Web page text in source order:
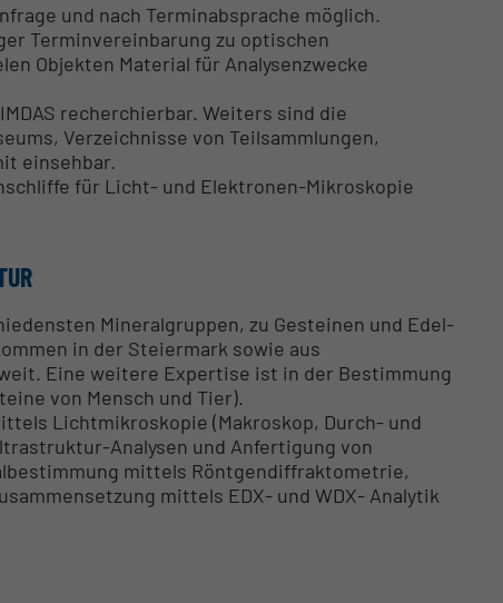
und nach Terminabsprache möglich.
Terminvereinbarung zu optischen
Objekten Material für Analysenzwecke
recherchierbar. Weiters sind die
Verzeichnisse von Teilsammlungen,
einsehbar.
für Licht- und Elektronen-Mikroskopie
Mineralgruppen, zu Gesteinen und Edel-
in der Steiermark sowie aus
Eine weitere Expertise ist in der Bestimmung
von Mensch und Tier).
Lichtmikroskopie (Makroskop, Durch- und
Analysen und Anfertigung von
mittels Röntgendiffraktometrie,
mittels EDX- und WDX- Analytik